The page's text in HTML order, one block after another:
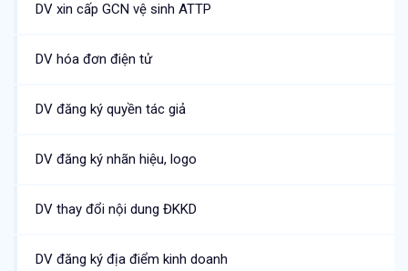
DV xin cấp GCN vệ sinh ATTP
DV hóa đơn điện tử
DV đăng ký quyền tác giả
DV đăng ký nhãn hiệu, logo
DV thay đổi nội dung ĐKKD
DV đăng ký địa điểm kinh doanh